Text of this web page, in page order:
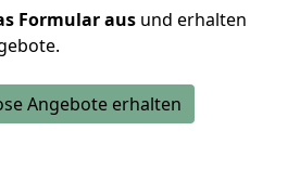
Formular aus und erhalten
Angebote erhalten